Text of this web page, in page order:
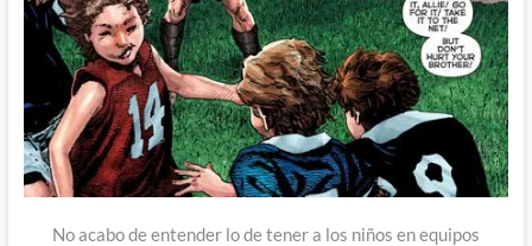
No acabo de entender lo de tener a los niños en equipos